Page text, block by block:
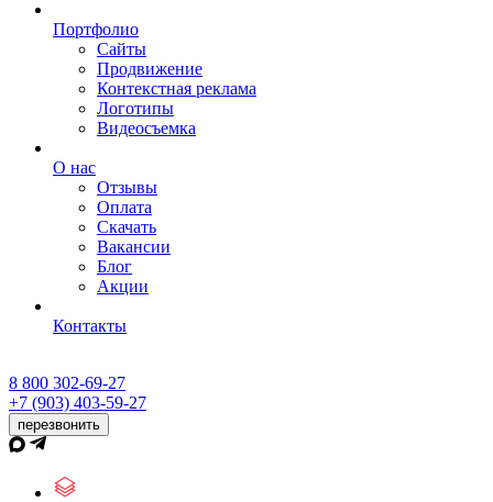
Портфолио
Сайты
Продвижение
Контекстная реклама
Логотипы
Видеосъемка
О нас
Отзывы
Оплата
Скачать
Вакансии
Блог
Акции
Контакты
8 800 302-69-27
+7 (903) 403-59-27
перезвонить